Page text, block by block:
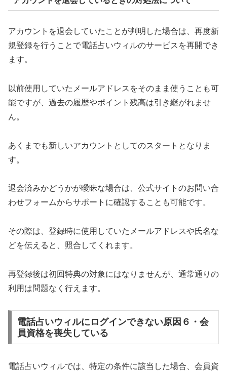
アカウントを退会していたことが判明した場合は、再度新
規登録を行うことで電話占いウィルのサービスを再開でき
ます。
以前使用していたメールアドレスをそのまま使うことも可
能ですが、過去の履歴やポイント残高は引き継がれませ
ん。
あくまでも新しいアカウントとしてのスタートとなりま
す。
退会済みかどうかが曖昧な場合は、公式サイトのお問い合
わせフォームからサポートに確認することも可能です。
その際は、登録時に使用していたメールアドレスや氏名な
どを伝えると、照合してくれます。
再登録後は初回特典の対象にはなりませんが、通常通りの
利用は問題なく行えます。
電話占いウィルにログインできない原因６・会
員資格を喪失している
電話占いウィルでは、特定の条件に該当した場合、会員資